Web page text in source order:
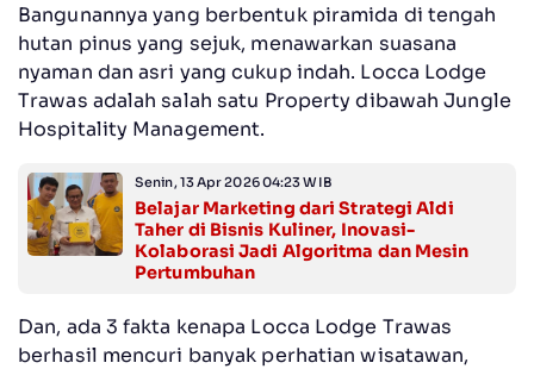
Bangunannya yang berbentuk piramida di tengah
hutan pinus yang sejuk, menawarkan suasana
nyaman dan asri yang cukup indah. Locca Lodge
Trawas adalah salah satu Property dibawah Jungle
Hospitality Management.
Senin, 13 Apr 2026 04:23 WIB
Belajar Marketing dari Strategi Aldi
Taher di Bisnis Kuliner, Inovasi-
Kolaborasi Jadi Algoritma dan Mesin
Pertumbuhan
Dan, ada 3 fakta kenapa Locca Lodge Trawas
berhasil mencuri banyak perhatian wisatawan,